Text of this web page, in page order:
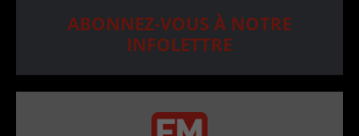
ABONNEZ-VOUS À NOTRE
INFOLETTRE